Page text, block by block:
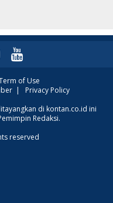
of Use
| Privacy Policy
di kontan.co.id ini
Redaksi.
reserved